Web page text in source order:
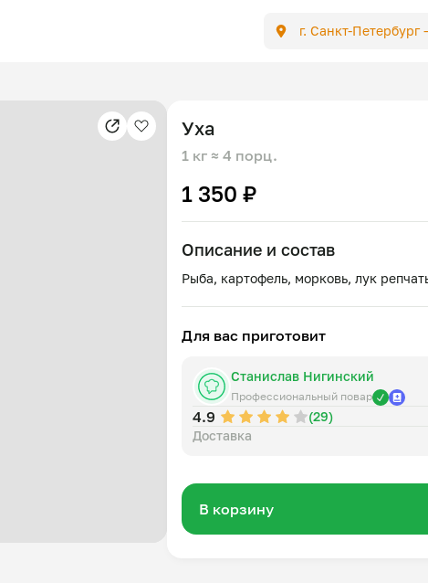
г. Санкт-Петербург
Уха
1 кг ≈ 4 порц.
1 350 ₽
Описание и состав
Для вас приготовит
Станислав Нигинский
Профессиональный повар
4.9 (29)
Доставка
В корзину